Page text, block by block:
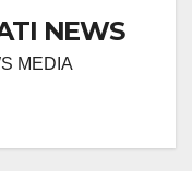
NEWS
MEDIA